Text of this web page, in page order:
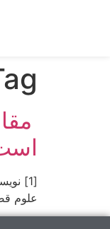
علوم قضایی قوه قضائیه